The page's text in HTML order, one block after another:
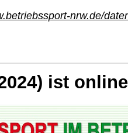
nrw.de/
ist